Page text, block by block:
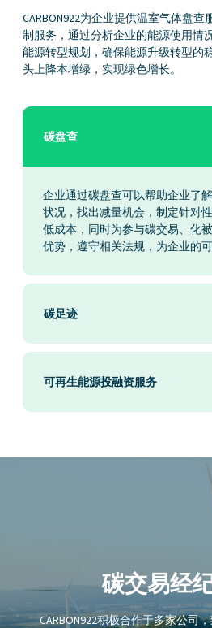
CARBON922为企业提供温室气体盘
制服务，通过分析企业的能源使用情
能源转型规划，确保能源升级转型的
头上降本增绿，实现绿色增长。
碳盘查
企业通过碳盘查可以帮助企业了
状况，找出减量机会，制定针对
低成本，同时为参与碳交易、化
优势，遵守相关法规，为企业的
碳足迹
可再生能源投融资服务
碳交易经
CARBON922积极合作于多家公司